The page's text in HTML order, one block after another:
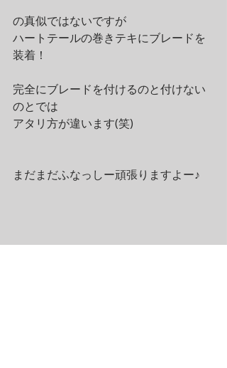
の真似ではないですが
ハートテールの巻きテキにブレードを
装着！
完全にブレードを付けるのと付けない
のとでは
アタリ方が違います(笑)
まだまだふなっしー頑張りますよー♪